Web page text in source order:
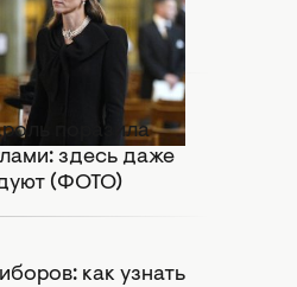
в громкий
поразила
здесь даже
(ФОТО)
как узнать